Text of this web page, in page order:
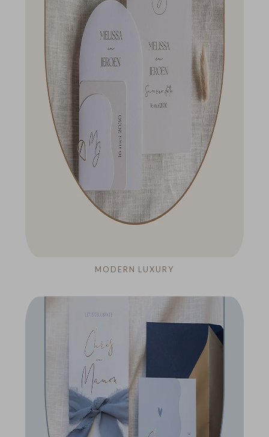
MODERN LUXURY